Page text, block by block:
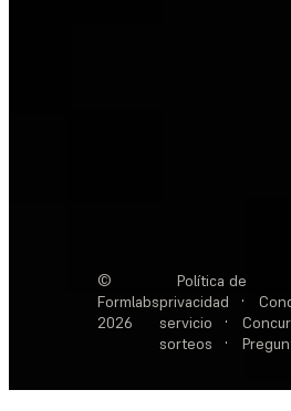
©
Formlabs
2026
Política de
privacidad
·
servicio
·
sorteos
·